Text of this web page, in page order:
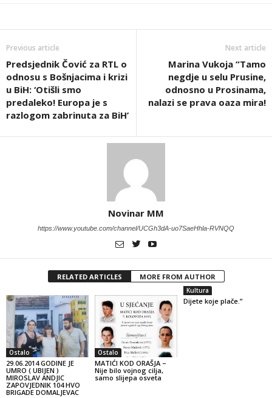
Previous article
Predsjednik Čović za RTL o
odnosu s Bošnjacima i krizi
u BiH: ‘Otišli smo
predaleko! Europa je s
razlogom zabrinuta za BiH’
Next article
Marina Vukoja “Tamo
negdje u selu Prusine,
odnosno u Prosinama,
nalazi se prava oaza mira!
Novinar MM
https://www.youtube.com/channel/UCGh3dA-uo7SaeHhla-RVNQQ
RELATED ARTICLES MORE FROM AUTHOR
Ostalo
29.06.2014 GODINE JE
UMRO ( UBIJEN )
MIROSLAV ANDJIC
ZAPOVJEDNIK 104 HVO
BRIGADE DOMALJEVAC
Ostalo
MATIĆI KOD ORAŠJA –
Nije bilo vojnog cilja,
samo slijepa osveta
Kultura
Dijete koje plače.”